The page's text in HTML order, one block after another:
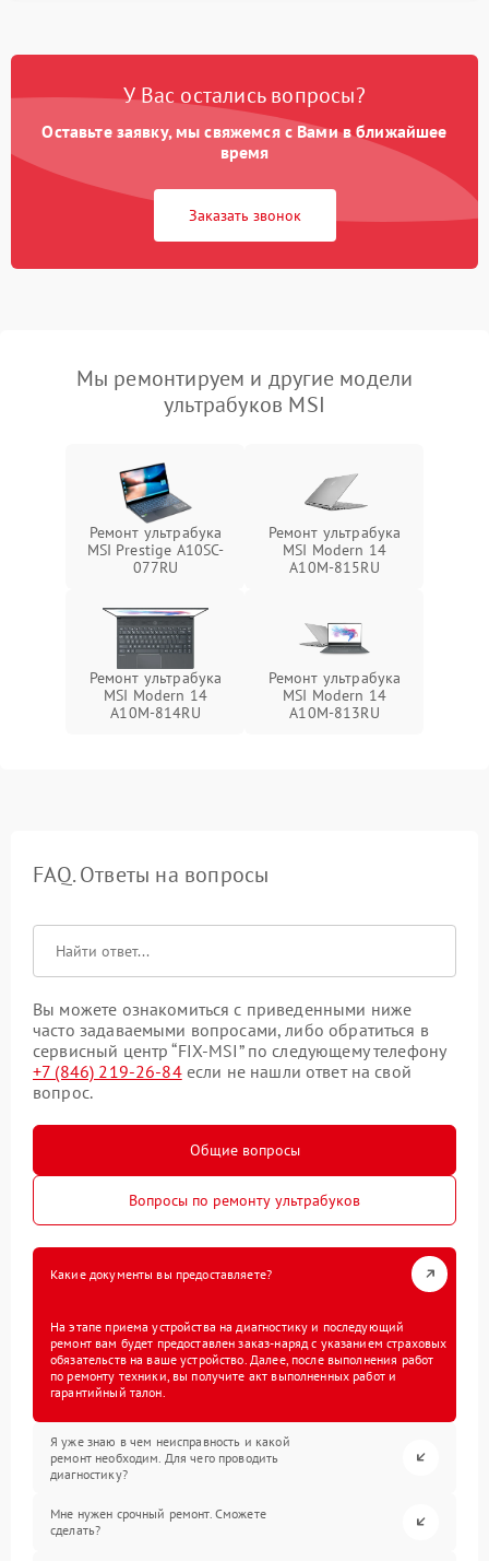
У Вас остались вопросы?
Оставьте заявку, мы свяжемся с Вами в ближайшее
время
Заказать звонок
Мы ремонтируем и другие модели
ультрабуков MSI
Ремонт ультрабука
MSI Prestige A10SC-
077RU
Ремонт ультрабука
MSI Modern 14
A10M-815RU
Ремонт ультрабука
MSI Modern 14
A10M-814RU
Ремонт ультрабука
MSI Modern 14
A10M-813RU
FAQ. Ответы на вопросы
Вы можете ознакомиться с приведенными ниже
часто задаваемыми вопросами, либо обратиться в
сервисный центр “FIX-MSI” по следующему телефону
+7 (846) 219-26-84если не нашли ответ на свой
вопрос.
Общие вопросы
Вопросы по ремонту ультрабуков
Какие документы вы предоставляете?
На этапе приема устройства на диагностику и последующий
ремонт вам будет предоставлен заказ-наряд с указанием страховых
обязательств на ваше устройство. Далее, после выполнения работ
по ремонту техники, вы получите акт выполненных работ и
гарантийный талон.
Я уже знаю в чем неисправность и какой
ремонт необходим. Для чего проводить
диагностику?
Мне нужен срочный ремонт. Сможете
сделать?